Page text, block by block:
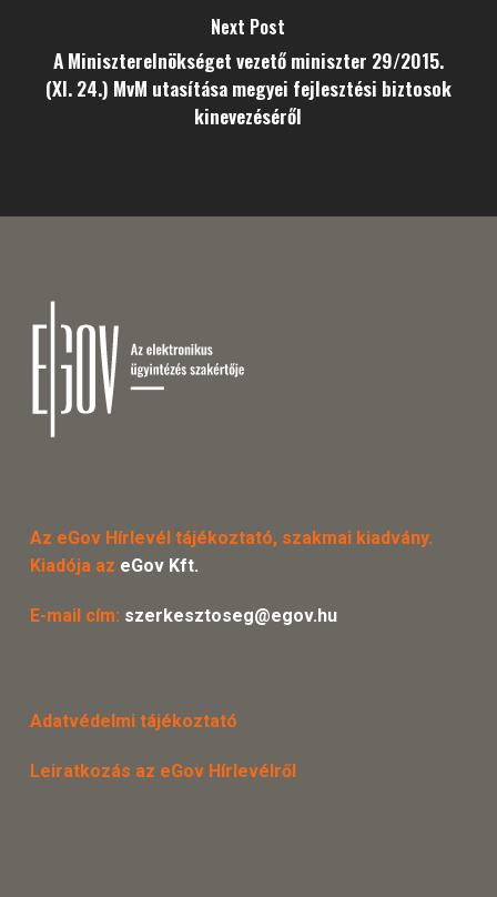
Next Post
A Miniszterelnökséget vezető miniszter 29/2015.
(XI. 24.) MvM utasítása megyei fejlesztési biztosok
kinevezéséről
Az eGov Hírlevél tájékoztató, szakmai kiadvány.
Kiadója az eGov Kft.
E-mail cím: szerkesztoseg@egov.hu
Adatvédelmi tájékoztató
Leiratkozás az eGov Hírlevélről